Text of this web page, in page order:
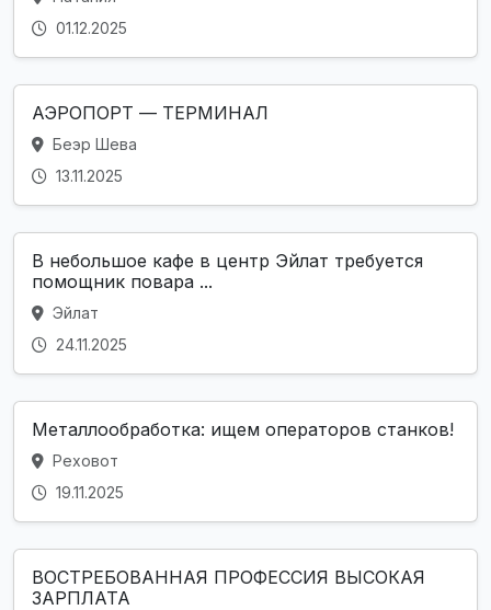
01.12.2025
АЭРОПОРТ — ТЕРМИНАЛ
Беэр Шева
13.11.2025
В небольшое кафе в центр Эйлат требуется
помощник повара ...
Эйлат
24.11.2025
Металлообработка: ищем операторов станков!
Реховот
19.11.2025
ВОСТРЕБОВАННАЯ ПРОФЕССИЯ ВЫСОКАЯ
ЗАРПЛАТА